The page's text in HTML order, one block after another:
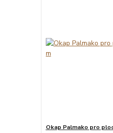
Okap Palmako pro